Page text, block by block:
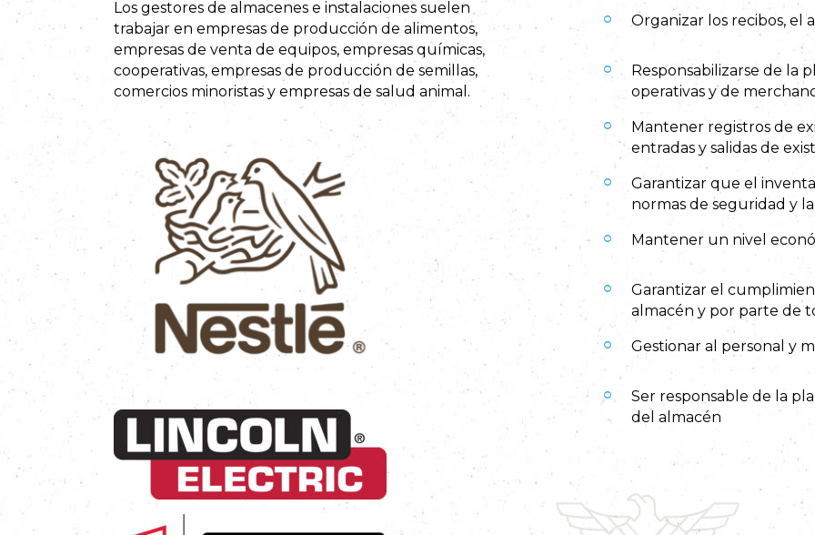
Los gestores de almacenes e instalaciones suelen
trabajar en empresas de producción de alimentos,
empresas de venta de equipos, empresas químicas,
cooperativas, empresas de producción de semillas,
comercios minoristas y empresas de salud animal.
Organizar los recibos, el
Responsabilizarse de la
operativas y de
Mantener registros de
entradas y salidas de
Garantizar que el
normas de seguridad y
Mantener un nivel
Garantizar el
almacén y por parte de
Gestionar al personal y
Ser responsable de la
del almacén